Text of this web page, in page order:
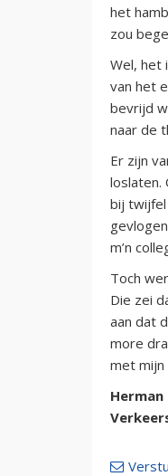
het
zou
Wel, het
van het
bevrijd
naar de
Er zijn
loslaten.
bij twijfel
m’n
Toch
Die zei
aan dat
more
met mijn